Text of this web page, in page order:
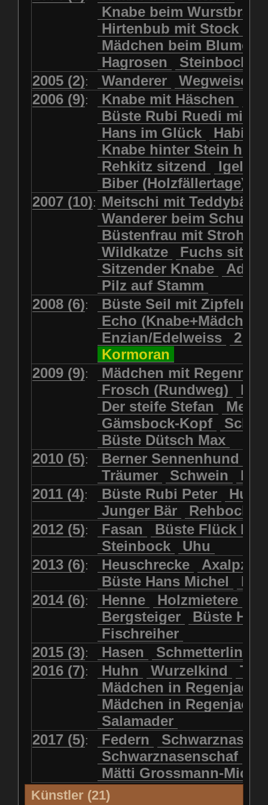
Mädchen beim Blumenpflücken
Mädchen in Regenjacke
Mädchen in Regenjacke und
Mädchen mit Regenmolch
Mädchen mit Schmetterling
Mätti Grossmann-Michel
Meitschi (Rundweg)
Meitschi mit Teddybär
Pilzfraueli Risetenmandli
Sitzender Knabe Tengeler
Wanderer
Wanderer beim Schuhbinden
Wegweiser Wilde Hilde
Wildhüter Wurzelkind
Luchs schreitend
Luchs sitzend Murmeltier
Murmeltiere Rehbockkopf
Rehkitz Rehkitz sitzend
Salamader Schmetterling
Schmetterlinge Schnecke
Schwarznasenschaf
Schwarznasenschaf mit Kalb
Steinbock
Steinbock Steinmarder
Uhu Uhu mit Jungen
Waschbär Wildkatze
Wolf Ziegenkopf
Knabe beim
Hirtenbub mit Stock
Mädchen beim
Hagrosen
Steinbock
2005 (2): Wanderer
Wegweiser
2006 (9): Knabe mit Häschen
Büste Rubi Ruedi mit
Hans im Glück
Knabe hinter Stein
Rehkitz sitzend
Igel
Biber (Holzfällertage)
2007 (10): Meitschi mit Teddybär
Wanderer beim
Büstenfrau mit Strohut
Wildkatze
Fuchs
Sitzender Knabe
Adler
Pilz auf Stamm
2008 (6):
Büste Seil mit
Echo
Enzian/Edelweiss
2
Kormoran
2009 (9):
Mädchen mit
Frosch (Rundweg)
Der steife Stefan
Gämsbock-Kopf
Büste Dütsch Max
2010 (5): Berner Sennenhund
Träumer
Schwein
2011 (4): Büste Rubi Peter
Junger Bär
2012 (5): Fasan
Büste Flück
Steinbock
Uhu
2013 (6): Heuschrecke
Büste Hans Michel
2014 (6): Henne Holzmietere
Bergsteiger
Büste HP
Fischreiher
2015 (3): Hasen Schmetterlinge
2016 (7): Huhn Wurzelkind
Mädchen in
Mädchen in Regenjacke
Salamader
2017 (5): Federn
Schwarznasenschaf
Mätti Grossmann-
Künstler (21)